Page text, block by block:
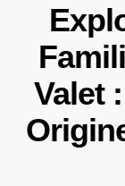
Valet